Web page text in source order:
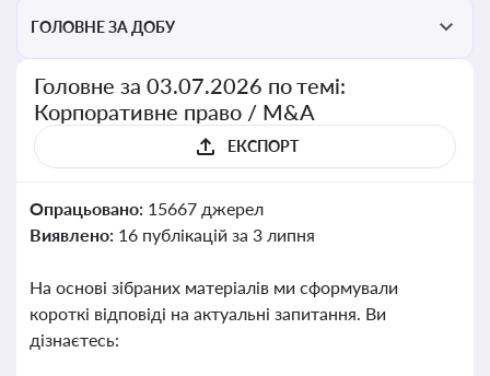
ГОЛОВНЕ ЗА ДОБУ
Головне за 03.07.2026 по темі:
Корпоративне право / M&A
ЕКСПОРТ
Опрацьовано: 15667 джерел
Виявлено: 16 публікацій за 3 липня
На основі зібраних матеріалів ми сформували
короткі відповіді на актуальні запитання. Ви
дізнаєтесь: